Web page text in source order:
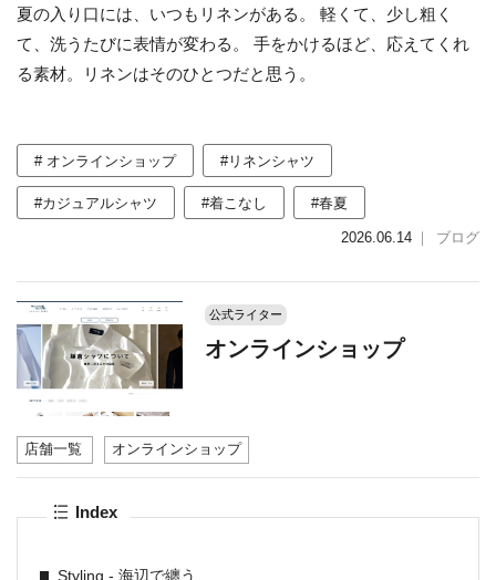
夏の入り口には、いつもリネンがある。 軽くて、少し粗く
て、洗うたびに表情が変わる。 手をかけるほど、応えてくれ
る素材。リネンはそのひとつだと思う。
# オンラインショップ #リネンシャツ
#カジュアルシャツ #着こなし #春夏
2026.06.14 ｜ ブログ
公式ライター
オンラインショップ
店舗一覧 オンラインショップ
Index
Styling - 海辺で纏う